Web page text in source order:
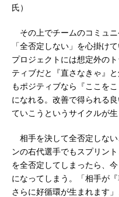
氏）
その上でチームのコミュニ
「全否定しない」を心掛け
プロジェクトには想定外の
ティブだと『直さなきゃ』
もポジティブなら『ここを
になれる。改善で得られる
ていこうというサイクルが
相手を決して全否定しな
ンの右代選手でもスプリン
を全否定してしまったら、
になってしまう。「相手が
さらに好循環が生まれます